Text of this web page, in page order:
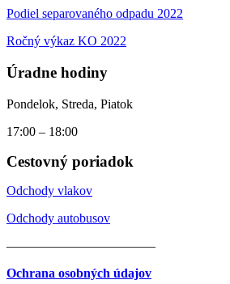
Podiel separovaného odpadu 2022
Ročný výkaz KO 2022
Úradne hodiny
Pondelok, Streda, Piatok
17:00 – 18:00
Cestovný poriadok
Odchody vlakov
Odchody autobusov
———————————–
Ochrana osobných údajov